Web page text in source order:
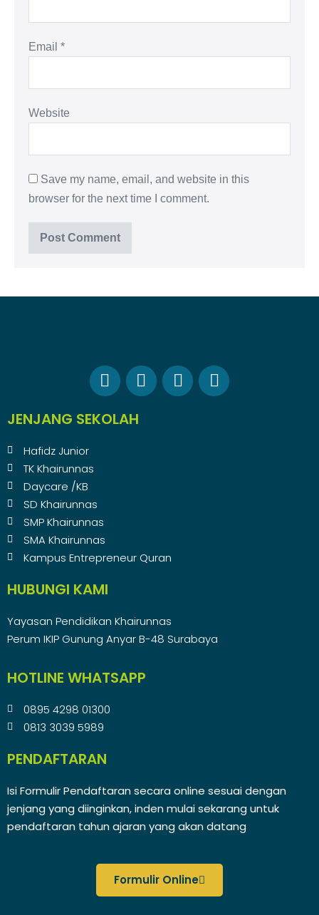
Email *
Website
Save my name, email, and website in this
browser for the next time I comment.
JENJANG SEKOLAH
Hafidz Junior
TK Khairunnas
Daycare /KB
SD Khairunnas
SMP Khairunnas
SMA Khairunnas
Kampus Entrepreneur Quran
HUBUNGI KAMI
Yayasan Pendidikan Khairunnas
Perum IKIP Gunung Anyar B-48 Surabaya
HOTLINE WHATSAPP
0895 4298 01300
0813 3039 5989
PENDAFTARAN
Isi Formulir Pendaftaran secara online sesuai dengan
jenjang yang diinginkan, inden mulai sekarang untuk
pendaftaran tahun ajaran yang akan datang
Formulir Online